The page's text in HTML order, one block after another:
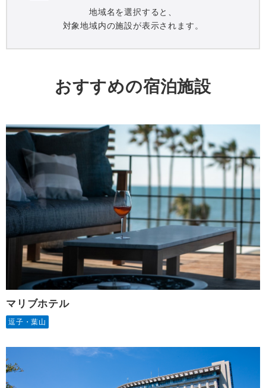
地域名を選択すると、
対象地域内の施設が表示されます。
おすすめの宿泊施設
マリブホテル
逗子・葉山